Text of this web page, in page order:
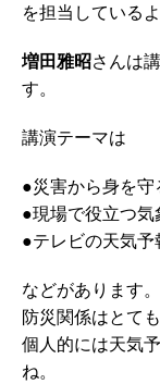
を担当しているよ
増田雅昭さんは
す。
講演テーマは
●災害から身を
●現場で役立つ
●テレビの天気予
などがあります。
防災関係はとて
個人的には天気
ね。